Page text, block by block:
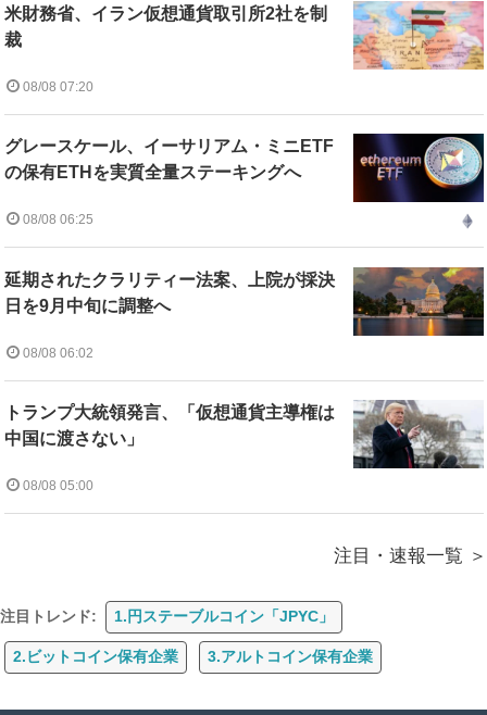
米財務省、イラン仮想通貨取引所2社を制
裁
08/08 07:20
グレースケール、イーサリアム・ミニETF
の保有ETHを実質全量ステーキングへ
08/08 06:25
延期されたクラリティー法案、上院が採決
日を9月中旬に調整へ
08/08 06:02
トランプ大統領発言、「仮想通貨主導権は
中国に渡さない」
08/08 05:00
注目・速報一覧
注目トレンド: 1.円ステーブルコイン「JPYC」
2.ビットコイン保有企業 3.アルトコイン保有企業